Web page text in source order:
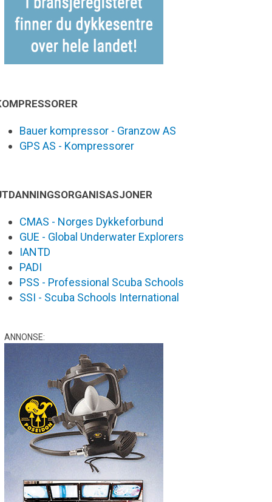
Bauer kompressor - Granzow AS
GPS AS - Kompressorer
CMAS - Norges Dykkeforbund
GUE - Global Underwater Explorers
IANTD
PADI
PSS - Professional Scuba Schools
SSI - Scuba Schools International
ANNONSE: